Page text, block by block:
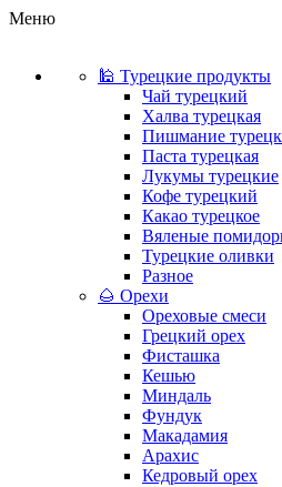
Меню
🕌 Турецкие продукты
Чай турецкий
Халва турецкая
Пишмание
Паста турецкая
Лукумы турецкие
Кофе турецкий
Какао турецкое
Вяленые
Турецкие оливки
Разное
🌰 Орехи
Ореховые смеси
Грецкий орех
Фисташка
Кешью
Миндаль
Фундук
Макадамия
Арахис
Кедровый орех